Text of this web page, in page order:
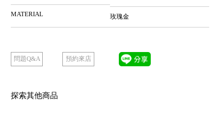
MATERIAL 玫瑰金
問題Q&A 預約來店
探索其他商品